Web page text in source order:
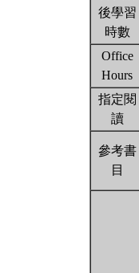
後學習
時數
Office
Hours
指定閱
讀
參考書
目